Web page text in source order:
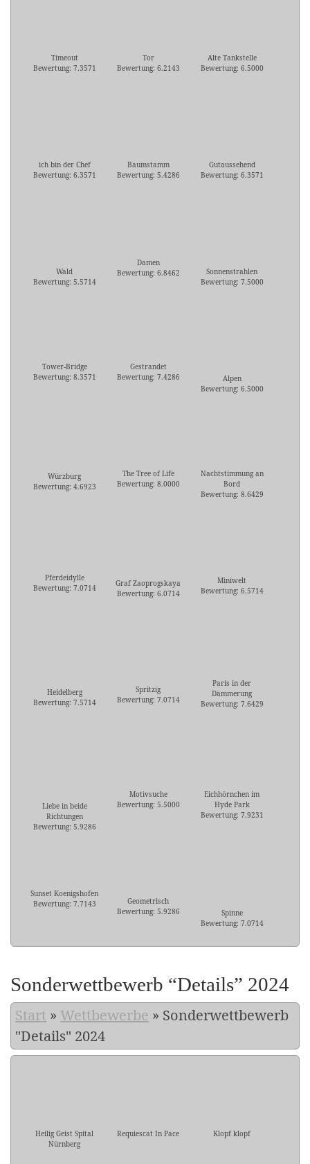
Timeout
Bewertung: 7.3571
Tor
Bewertung: 6.2143
Alte Tankstelle
Bewertung: 6.5000
ich bin der Chef
Bewertung: 6.3571
Baumstamm
Bewertung: 5.4286
Gutaussehend
Bewertung: 6.3571
Wald
Bewertung: 5.5714
Damen
Bewertung: 6.8462
Sonnenstrahlen
Bewertung: 7.5000
Tower-Bridge
Bewertung: 8.3571
Gestrandet
Bewertung: 7.4286
Alpen
Bewertung: 6.5000
Würzburg
Bewertung: 4.6923
The Tree of Life
Bewertung: 8.0000
Nachtstimmung an
Bord
Bewertung: 8.6429
Pferdeidylle
Bewertung: 7.0714
Graf Zaoprogskaya
Bewertung: 6.0714
Miniwelt
Bewertung: 6.5714
Heidelberg
Bewertung: 7.5714
Spritzig
Bewertung: 7.0714
Paris in der
Dämmerung
Bewertung: 7.6429
Liebe in beide
Richtungen
Bewertung: 5.9286
Motivsuche
Bewertung: 5.5000
Eichhörnchen im
Hyde Park
Bewertung: 7.9231
Sunset Koenigshofen
Bewertung: 7.7143
Geometrisch
Bewertung: 5.9286
Spinne
Bewertung: 7.0714
Sonderwettbewerb “Details” 2024
Start » Wettbewerbe » Sonderwettbewerb
"Details" 2024
Heilig Geist Spital
Nürnberg
Requiescat In Pace Klopf klopf